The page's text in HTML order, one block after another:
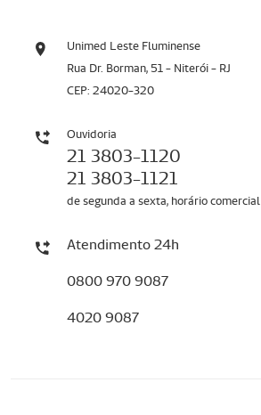
Unimed Leste Fluminense
Rua Dr. Borman, 51 - Niterói - RJ
CEP: 24020-320
Ouvidoria
21 3803-1120
21 3803-1121
de segunda a sexta, horário comercial
Atendimento 24h
0800 970 9087
4020 9087